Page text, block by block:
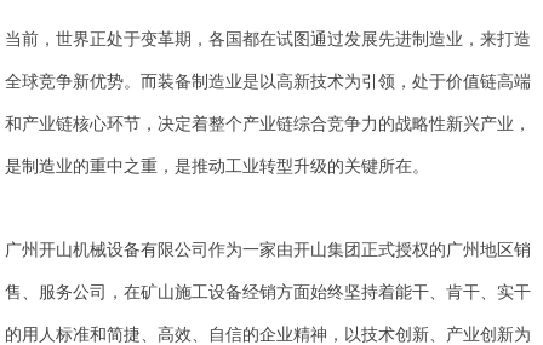
当前，世界正处于变革期，各国都在试图通过发展先进制造业，来打造
全球竞争新优势。而装备制造业是以高新技术为引领，处于价值链高端
和产业链核心环节，决定着整个产业链综合竞争力的战略性新兴产业，
是制造业的重中之重，是推动工业转型升级的关键所在。
广州开山机械设备有限公司作为一家由开山集团正式授权的广州地区销
售、服务公司，在矿山施工设备经销方面始终坚持着能干、肯干、实干
的用人标准和简捷、高效、自信的企业精神，以技术创新、产业创新为